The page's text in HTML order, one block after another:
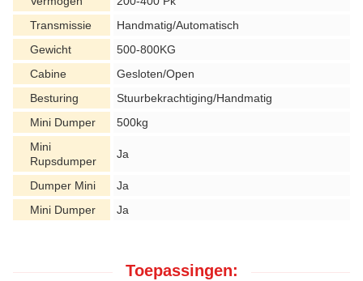
Transmissie
Handmatig/Automatisch
Gewicht
500-800KG
Cabine
Gesloten/Open
Besturing
Stuurbekrachtiging/Handmatig
Mini Dumper
500kg
Mini
Rupsdumper
Ja
Dumper Mini
Ja
Mini Dumper
Ja
Toepassingen: